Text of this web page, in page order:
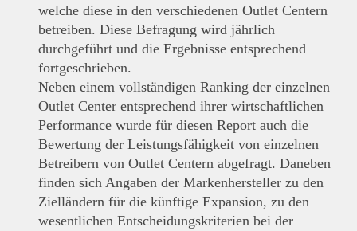
welche diese in den verschiedenen Outlet Centern
betreiben. Diese Befragung wird jährlich
durchgeführt und die Ergebnisse entsprechend
fortgeschrieben.
Neben einem vollständigen Ranking der einzelnen
Outlet Center entsprechend ihrer wirtschaftlichen
Performance wurde für diesen Report auch die
Bewertung der Leistungsfähigkeit von einzelnen
Betreibern von Outlet Centern abgefragt. Daneben
finden sich Angaben der Markenhersteller zu den
Zielländern für die künftige Expansion, zu den
wesentlichen Entscheidungskriterien bei der